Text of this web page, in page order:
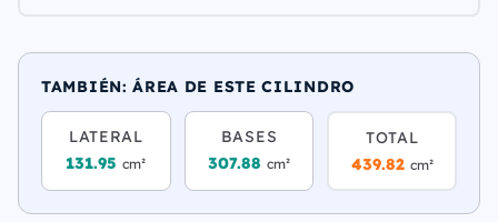
TAMBIÉN: ÁREA DE ESTE CILINDRO
LATERAL
131.95cm²
BASES
307.88 cm²
TOTAL
439.82 cm²